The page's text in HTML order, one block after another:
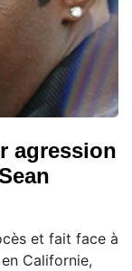
agression
et fait face à
Californie,